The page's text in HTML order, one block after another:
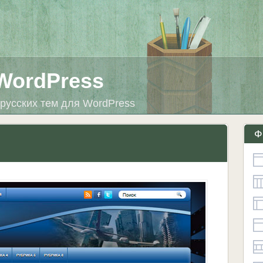
тем для WordPress